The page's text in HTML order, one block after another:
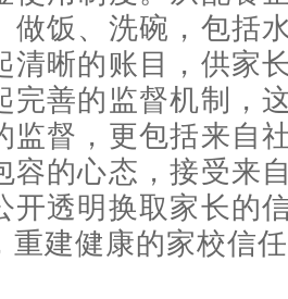
做饭、洗碗，包括
清晰的账目，供家
完善的监督机制，
监督，更包括来自
容的心态，接受来
开透明换取家长的
重建健康的家校信